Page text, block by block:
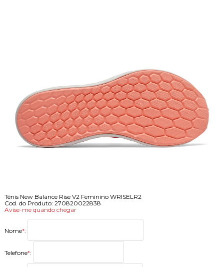
Tênis New Balance Rise V2 Feminino WRISELR2
Cod. do Produto: 270820022838
Avise-me quando chegar
Nome*:
Telefone*: